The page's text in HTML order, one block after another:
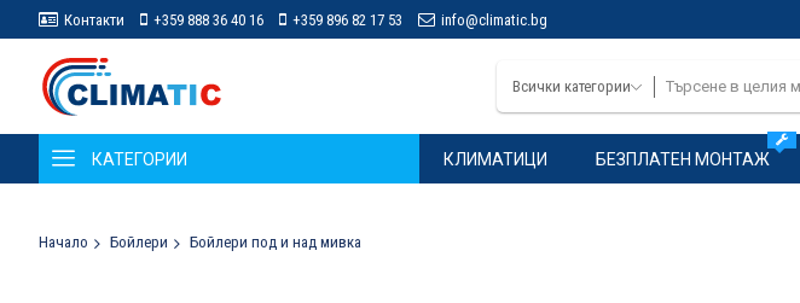
Контакти +359 888 36 40 16 +359 896 82 17 53 info@climatic.bg
Всички категории
КАТЕГОРИИ КЛИМАТИЦИ БЕЗПЛАТЕН МОНТАЖ
Начало Бойлери Бойлери под и над мивка